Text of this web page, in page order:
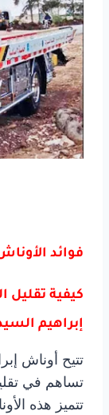
فوائد
كيفية تقليل
إبراهيم
تتيح أوناش
تساهم في
تتميز هذه